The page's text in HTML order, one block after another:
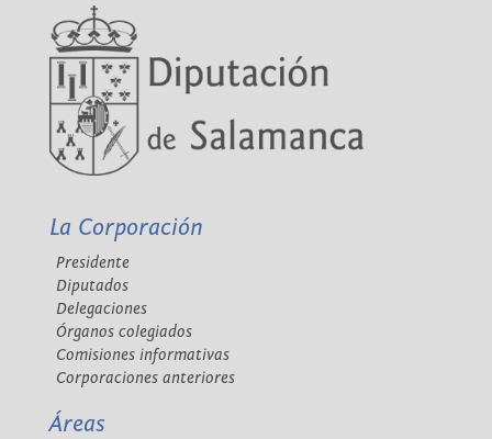
La Corporación
Presidente
Diputados
Delegaciones
Órganos colegiados
Comisiones informativas
Corporaciones anteriores
Áreas